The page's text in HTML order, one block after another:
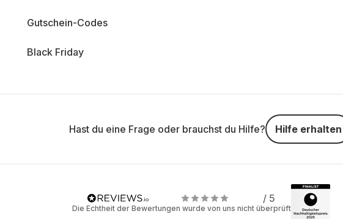
Gutschein-Codes
Black Friday
Hast du eine Frage oder brauchst du Hilfe? Hilfe erhalten
/ 5
Die Echtheit der Bewertungen wurde von uns nicht überprüft